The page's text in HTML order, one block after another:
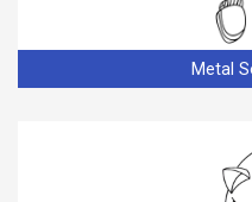
Metal